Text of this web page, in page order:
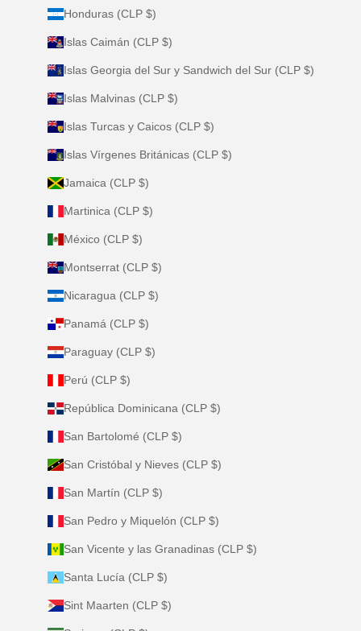
Honduras (CLP $)
Islas Caimán (CLP $)
Islas Georgia del Sur y Sandwich del Sur (CLP $)
Islas Malvinas (CLP $)
Islas Turcas y Caicos (CLP $)
Islas Vírgenes Británicas (CLP $)
Jamaica (CLP $)
Martinica (CLP $)
México (CLP $)
Montserrat (CLP $)
Nicaragua (CLP $)
Panamá (CLP $)
Paraguay (CLP $)
Perú (CLP $)
República Dominicana (CLP $)
San Bartolomé (CLP $)
San Cristóbal y Nieves (CLP $)
San Martín (CLP $)
San Pedro y Miquelón (CLP $)
San Vicente y las Granadinas (CLP $)
Santa Lucía (CLP $)
Sint Maarten (CLP $)